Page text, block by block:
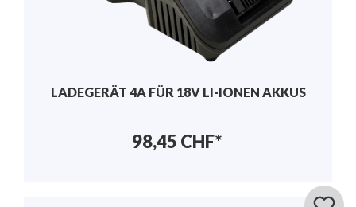
LADEGERÄT 4A FÜR 18V LI-IONEN AKKUS
98,45 CHF*